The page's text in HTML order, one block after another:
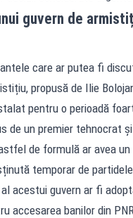
guvern de
care ar putea fi
propusă de Ilie
pentru o perioadă
de un premier tehnocrat
de formulă ar avea
temporar de
acestui guvern ar fi
accesarea banilor din